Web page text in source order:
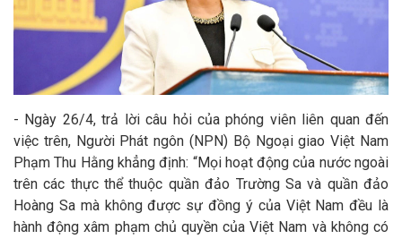
- Ngày 26/4, trả lời câu hỏi của phóng viên liên quan đến
việc trên, Người Phát ngôn (NPN) Bộ Ngoại giao Việt Nam
Phạm Thu Hằng khẳng định: “Mọi hoạt động của nước ngoài
trên các thực thể thuộc quần đảo Trường Sa và quần đảo
Hoàng Sa mà không được sự đồng ý của Việt Nam đều là
hành động xâm phạm chủ quyền của Việt Nam và không có